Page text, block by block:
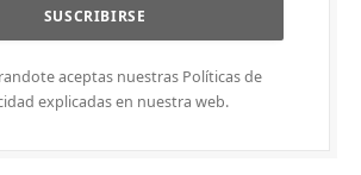
aceptas nuestras Políticas de
explicadas en nuestra web.